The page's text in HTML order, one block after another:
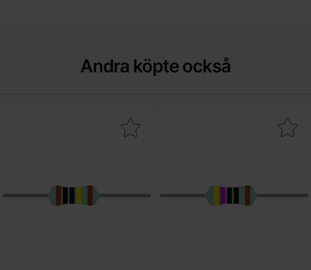
Andra köpte också
motstånd metallfilm 0.6W 1% 1Mohm (1M) som favorit
Makera motstånd metallfilm 0.6W